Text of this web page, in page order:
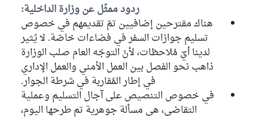
ردود ممثّل عن وزارة الداخلية:
هناك مقترحين إضافيين تمّ تقديمهم في خصوص
تسليم جوازات السفر في فضاءات خاصّة. لا يُثير
لدينا أيّ مُلاحظات، لأنّ التوجّه العام صلب الوزارة
ذاهب نحو الفصل بين العمل الأمني والعمل الإداري
في إطار المُقاربة في شرطة الجوار.
في خصوص التنصيص على آجال التسليم وعملية
التقاضي، هي مسألة جوهرية تم طرحها اليوم،